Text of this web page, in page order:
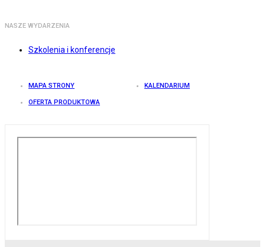
NASZE WYDARZENIA
Szkolenia i konferencje
MAPA STRONY KALENDARIUM
OFERTA PRODUKTOWA